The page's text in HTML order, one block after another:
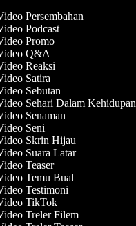
Persembahan
Podcast
Promo
Q&A
Reaksi
Satira
Sebutan
Sehari Dalam Kehidupan
Senaman
Seni
Skrin Hijau
Suara Latar
Teaser
Temu Bual
Testimoni
TikTok
Treler Filem